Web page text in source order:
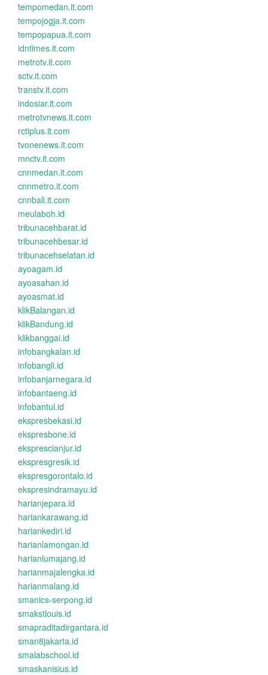
tempomedan.it.com
tempojogja.it.com
tempopapua.it.com
idntimes.it.com
metrotv.it.com
sctv.it.com
transtv.it.com
indosiar.it.com
metrotvnews.it.com
rctiplus.it.com
tvonenews.it.com
mnctv.it.com
cnnmedan.it.com
cnnmetro.it.com
cnnbali.it.com
meulaboh.id
tribunacehbarat.id
tribunacehbesar.id
tribunacehselatan.id
ayoagam.id
ayoasahan.id
ayoasmat.id
klikBalangan.id
klikBandung.id
klikbanggai.id
infobangkalan.id
infobangli.id
infobanjarnegara.id
infobantaeng.id
infobantul.id
ekspresbekasi.id
ekspresbone.id
eksprescianjur.id
ekspresgresik.id
ekspresgorontalo.id
ekspresindramayu.id
harianjepara.id
hariankarawang.id
hariankediri.id
harianlamongan.id
harianlumajang.id
harianmajalengka.id
harianmalang.id
smanics-serpong.id
smakstlouis.id
smapraditadirgantara.id
sman8jakarta.id
smalabschool.id
smaskanisius.id